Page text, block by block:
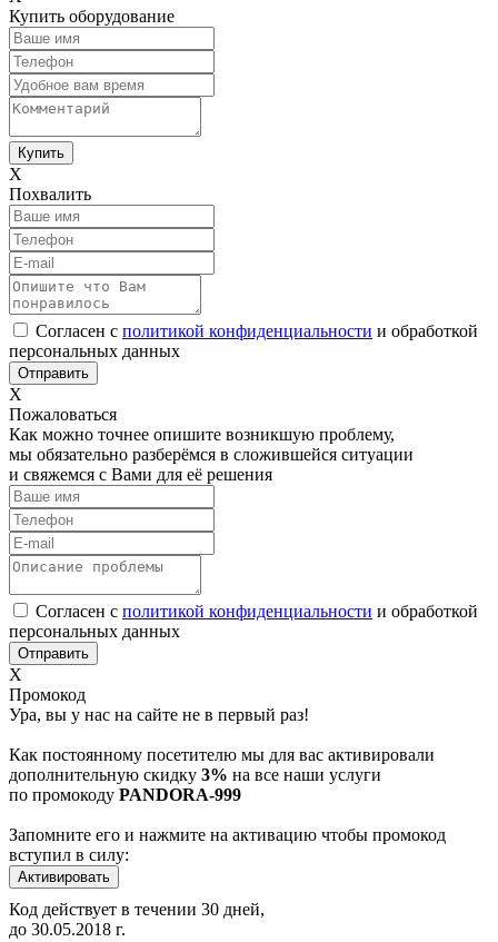
Купить оборудование
Х
Похвалить
Согласен с политикой конфиденциальности и обработкой
персональных данных
Х
Пожаловаться
Как можно точнее опишите возникшую проблему,
мы обязательно разберёмся в сложившейся ситуации
и свяжемся с Вами для её решения
Согласен с политикой конфиденциальности и обработкой
персональных данных
Х
Промокод
Ура, вы у нас на сайте не в первый раз!
Как постоянному посетителю мы для вас активировали
дополнительную скидку 3% на все наши услуги
по промокоду PANDORA-999
Запомните его и нажмите на активацию чтобы промокод
вступил в силу:
Код действует в течении 30 дней,
до 30.05.2018 г.